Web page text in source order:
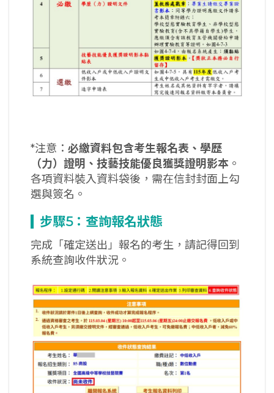
*注意： 必繳資料包含考生報名表、學歷
（力）證明、技藝技能優良獲獎證明影本 。
各項資料裝入資料袋後，需在信封封面上勾
選與簽名。
步驟5：查詢報名狀態
完成「確定送出」報名的考生，請記得回到
系統查詢收件狀況。